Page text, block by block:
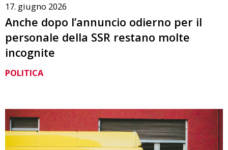
17. giugno 2026
Anche dopo l’annuncio odierno per il
personale della SSR restano molte
incognite
POLITICA